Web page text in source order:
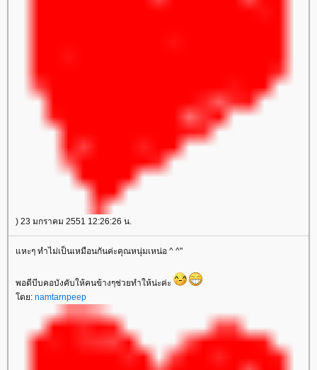
) 23 มกราคม 2551 12:26:26 น.
หะๆ ทำไม่เป็นเหมือนกันค่ะคุณหนุ่มเหน่อ ^ ^"
พอดีบีบคอบังคับให้คนข้างๆช่วยทำให้น่ะค่ะ
ดย: namtarnpeep